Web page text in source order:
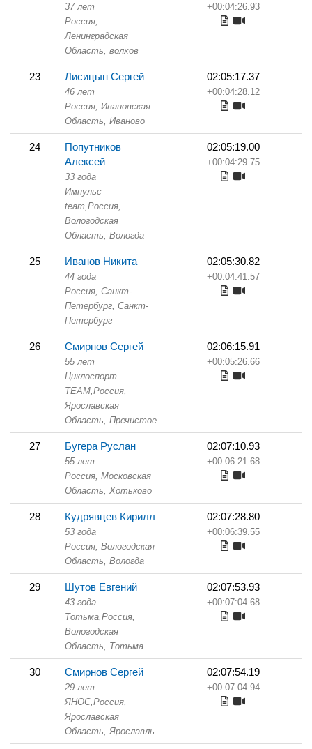
37 лет
Россия,
Ленинградская
Область, волхов
+00:04:26.93
23 Лисицын Сергей
46 лет
Россия, Ивановская
Область, Иваново
02:05:17.37
+00:04:28.12
24
Попутников
Алексей
33 года
Импульс
team,Россия,
Вологодская
Область, Вологда
02:05:19.00
+00:04:29.75
25 Иванов Никита
44 года
Россия, Санкт-
Петербург, Санкт-
Петербург
02:05:30.82
+00:04:41.57
26 Смирнов Сергей
55 лет
Циклоспорт
TEAM,Россия,
Ярославская
Область, Пречистое
02:06:15.91
+00:05:26.66
27 Бугера Руслан
55 лет
Россия, Московская
Область, Хотьково
02:07:10.93
+00:06:21.68
28 Кудрявцев Кирилл
53 года
Россия, Вологодская
Область, Вологда
02:07:28.80
+00:06:39.55
29 Шутов Евгений
43 года
Тотьма,Россия,
Вологодская
Область, Тотьма
02:07:53.93
+00:07:04.68
30 Смирнов Сергей
29 лет
ЯНОС,Россия,
Ярославская
Область, Ярославль
02:07:54.19
+00:07:04.94